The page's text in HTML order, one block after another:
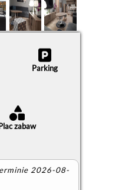
Parking
zabaw
2026-08-